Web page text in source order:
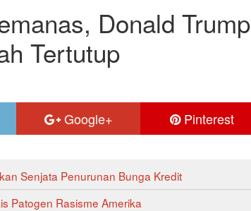
Donald Trump
Tertutup
Google+ Pinterest
Senjata Penurunan Bunga Kredit
Patogen Rasisme Amerika